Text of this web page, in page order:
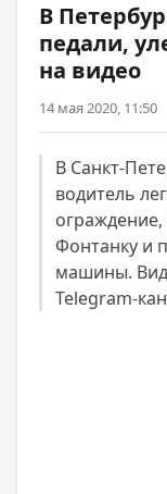
В
педали,
на видео
14 мая 2020, 11:50
В Санкт-
водитель
Фонтанку и
машины.
Telegram-